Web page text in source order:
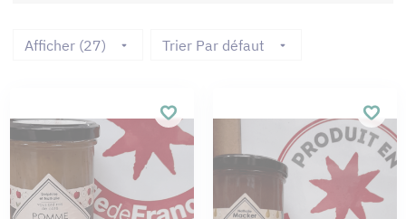
Afficher (27) Trier Par défaut